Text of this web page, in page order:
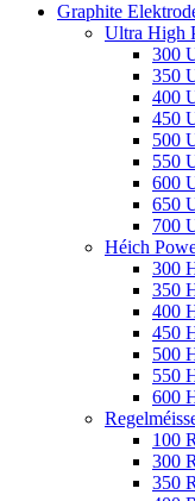
Graphite
Ultra High
300
350
400
450
500
550
600
650
700
Héich
300
350
400
450
500
550
600
100
300
350